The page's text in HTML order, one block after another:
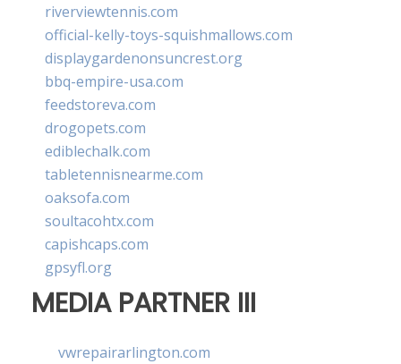
riverviewtennis.com
official-kelly-toys-squishmallows.com
displaygardenonsuncrest.org
bbq-empire-usa.com
feedstoreva.com
drogopets.com
ediblechalk.com
tabletennisnearme.com
oaksofa.com
soultacohtx.com
capishcaps.com
gpsyfl.org
MEDIA PARTNER III
vwrepairarlington.com